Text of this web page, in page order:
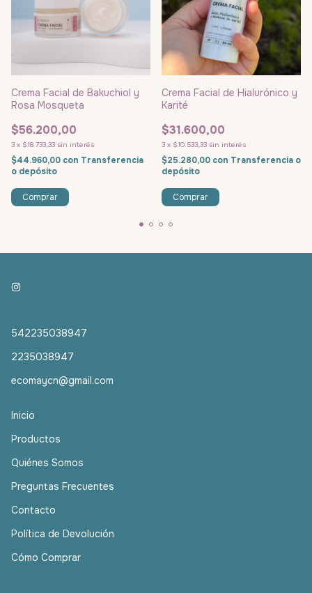
Crema Facial de Bakuchiol y
Rosa Mosqueta
$56.200,00
3 x $18.733,33 sin interés
$44.960,00 con Transferencia
o depósito
Crema Facial de Hialurónico y
Karité
$31.600,00
3 x $10.533,33 sin interés
$25.280,00 con Transferencia o
depósito
542235038947
2235038947
ecomaycn@gmail.com
Inicio
Productos
Quiénes Somos
Preguntas Frecuentes
Contacto
Política de Devolución
Cómo Comprar